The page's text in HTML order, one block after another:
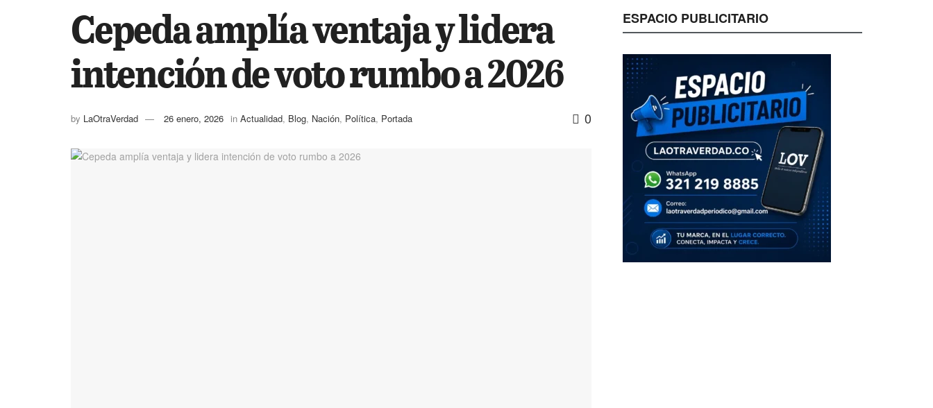
Cepeda amplía ventaja y lidera
intención de voto rumbo a 2026
by LaOtraVerdad 26 enero, 2026 in Actualidad, Blog, Nación, Política, Portada 0
ESPACIO PUBLICITARIO